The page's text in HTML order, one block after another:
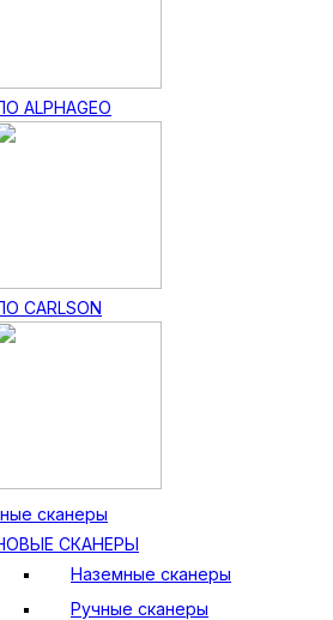
ALPHAGEO
CARLSON
сканеры
СКАНЕРЫ
Наземные сканеры
Ручные сканеры